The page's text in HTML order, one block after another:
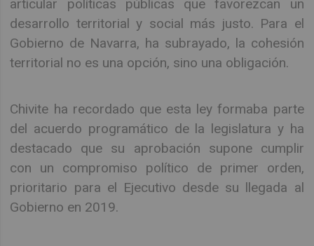
articular políticas públicas que favorezcan un
desarrollo territorial y social más justo. Para el
Gobierno de Navarra, ha subrayado, la cohesión
territorial no es una opción, sino una obligación.
Chivite ha recordado que esta ley formaba parte
del acuerdo programático de la legislatura y ha
destacado que su aprobación supone cumplir
con un compromiso político de primer orden,
prioritario para el Ejecutivo desde su llegada al
Gobierno en 2019.